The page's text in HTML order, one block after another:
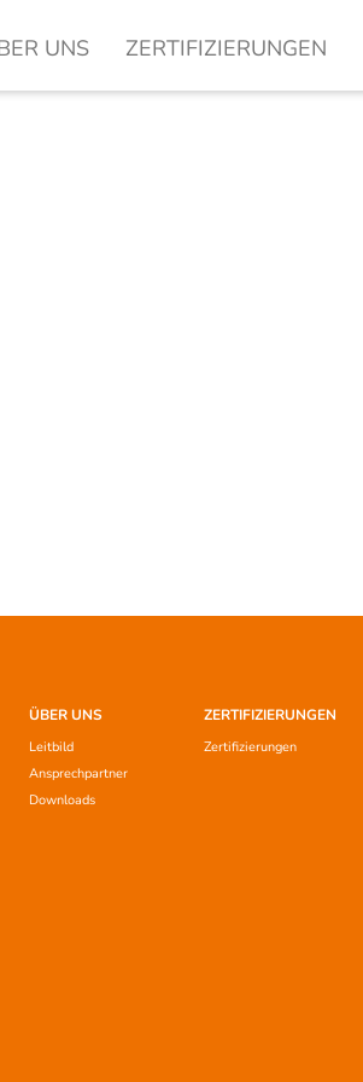
UNS ZERTIFIZIERUNGEN
ÜBER UNS
Leitbild
Ansprechpartner
Downloads
ZERTIFIZIERUNGEN
Zertifizierungen